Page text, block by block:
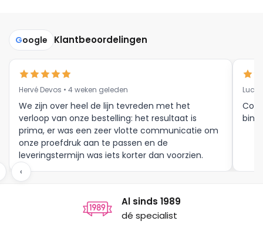
Deze
optie
kan
gekozen
worden
op
de
productpagina
productpagina
Google Klantbeoordelingen
Hervé Devos • 4 weken geleden
We zijn over heel de lijn tevreden met het
verloop van onze bestelling: het resultaat is
prima, er was een zeer vlotte communicatie om
onze proefdruk aan te passen en de
leveringstermijn was iets korter dan voorzien.
Meer moet dat niet zijn.
Luc
‹
Al sinds 1989
dé specialist